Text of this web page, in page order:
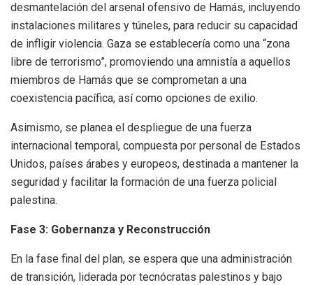
desmantelación del arsenal ofensivo de Hamás, incluyendo
instalaciones militares y túneles, para reducir su capacidad
de infligir violencia. Gaza se establecería como una “zona
libre de terrorismo”, promoviendo una amnistía a aquellos
miembros de Hamás que se comprometan a una
coexistencia pacífica, así como opciones de exilio.
Asimismo, se planea el despliegue de una fuerza
internacional temporal, compuesta por personal de Estados
Unidos, países árabes y europeos, destinada a mantener la
seguridad y facilitar la formación de una fuerza policial
palestina.
Fase 3: Gobernanza y Reconstrucción
En la fase final del plan, se espera que una administración
de transición, liderada por tecnócratas palestinos y bajo